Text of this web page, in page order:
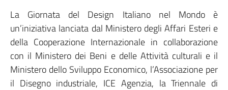
La Giornata del Design Italiano nel Mondo è
un’iniziativa lanciata dal Ministero degli Affari Esteri e
della Cooperazione Internazionale in collaborazione
con il Ministero dei Beni e delle Attività culturali e il
Ministero dello Sviluppo Economico, l’Associazione per
il Disegno industriale, ICE Agenzia, la Triennale di